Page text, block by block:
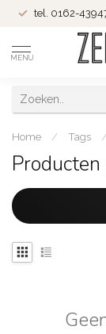
tel. 0162-
MENU
Home / Tags /